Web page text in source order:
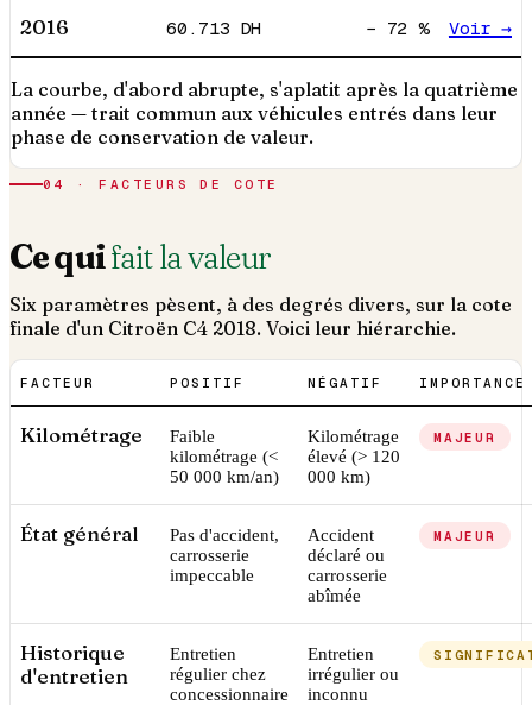
2016 60.713 DH − 72 % Voir →
La courbe, d'abord abrupte, s'aplatit après la quatrième
année — trait commun aux véhicules entrés dans leur
phase de conservation de valeur.
04 · FACTEURS DE COTE
Ce quifait la valeur
Six paramètres pèsent, à des degrés divers, sur la cote
finale d'un Citroën C4 2018. Voici leur hiérarchie.
FACTEUR POSITIF NÉGATIF IMPORTANCE
Kilométrage
Faible
kilométrage (<
50 000 km/an)
Kilométrage
élevé (> 120
000 km)
MAJEUR
État général
Pas d'accident,
carrosserie
impeccable
Accident
déclaré ou
carrosserie
abîmée
MAJEUR
Historique
d'entretien
Entretien
régulier chez
concessionnaire
Entretien
irrégulier ou
inconnu